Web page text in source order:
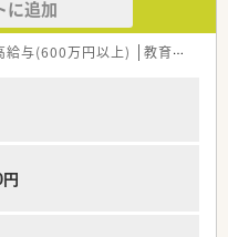
門等の本社スタッフなど活動領
、在宅医療へもしっかりと関
、時短制度は小学5年生まで
。
バランスが整っています
割引制度など嬉しいメリットも
に追加
給与(600万円以上) 教育制度あり